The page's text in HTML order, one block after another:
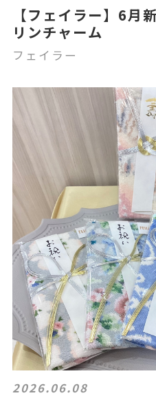
【フェイラー】6
リンチャーム
フェイラー
2026.06.08